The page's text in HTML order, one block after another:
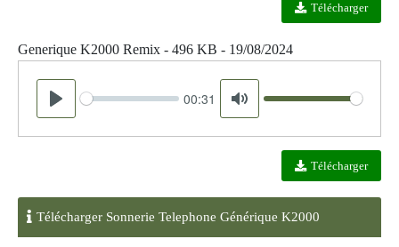
Télécharger
Generique K2000 Remix - 496 KB - 19/08/2024
Play
Seek 00:31
Mute
Volume
Télécharger
Télécharger Sonnerie Telephone Générique K2000